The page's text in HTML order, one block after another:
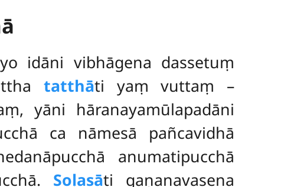
idāni vibhāgena dassetuṃ
tatthāti yaṃ vuttaṃ –
yāni hāranayamūlapadāni
ca nāmesā pañcavidhā
anumatipucchā
Soḷasāti gaṇanavasena